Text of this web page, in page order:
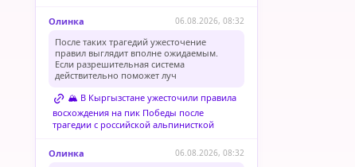
Олинка 06.08.2026, 08:32
После таких трагедий ужесточение
правил выглядит вполне ожидаемым.
Если разрешительная система
действительно поможет луч
🏔️ В Кыргызстане ужесточили правила
восхождения на пик Победы после
трагедии с российской альпинисткой
Олинка 06.08.2026, 08:32